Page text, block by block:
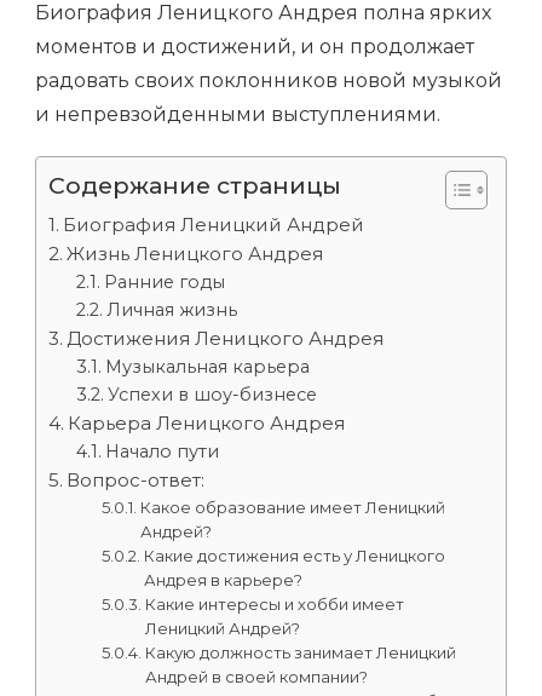
Биография Леницкого Андрея полна ярких
моментов и достижений, и он продолжает
радовать своих поклонников новой музыкой
и непревзойденными выступлениями.
Содержание страницы
Биография Леницкий Андрей
Жизнь Леницкого Андрея
Ранние годы
Личная жизнь
Достижения Леницкого Андрея
Музыкальная карьера
Успехи в шоу-бизнесе
Карьера Леницкого Андрея
Начало пути
Вопрос-ответ:
Какое образование имеет Леницкий
Андрей?
Какие достижения есть у Леницкого
Андрея в карьере?
Какие интересы и хобби имеет
Леницкий Андрей?
Какую должность занимает Леницкий
Андрей в своей компании?